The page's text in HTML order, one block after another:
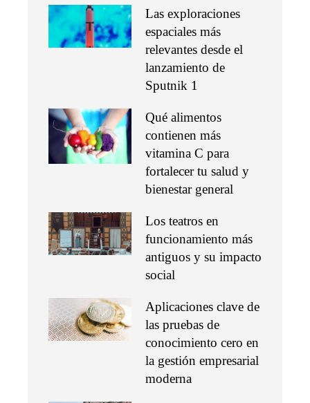
Las exploraciones
espaciales más
relevantes desde el
lanzamiento de
Sputnik 1
Qué alimentos
contienen más
vitamina C para
fortalecer tu salud y
bienestar general
Los teatros en
funcionamiento más
antiguos y su impacto
social
Aplicaciones clave de
las pruebas de
conocimiento cero en
la gestión empresarial
moderna